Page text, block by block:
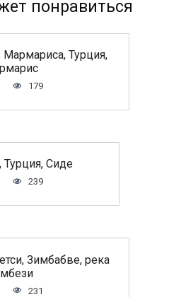
понравиться
Мармариса, Турция,
179
Турция, Сиде
239
Зимбабве, река
231